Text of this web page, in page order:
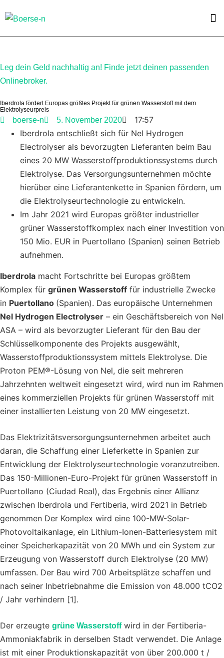
Leg dein Geld nachhaltig an! Finde jetzt deinen passenden
Onlinebroker.
Iberdrola fördert Europas größtes Projekt für grünen Wasserstoff mit dem
Elektrolyseurpreis
boerse-n 5. November 2020
17:57
Iberdrola entschließt sich für Nel Hydrogen
Electrolyser als bevorzugten Lieferanten beim Bau
eines 20 MW Wasserstoffproduktionssystems durch
Elektrolyse. Das Versorgungsunternehmen möchte
hierüber eine Lieferantenkette in Spanien fördern, um
die Elektrolyseurtechnologie zu entwickeln.
Im Jahr 2021 wird Europas größter industrieller
grüner Wasserstoffkomplex nach einer Investition von
150 Mio. EUR in Puertollano (Spanien) seinen Betrieb
aufnehmen.
Iberdrola macht Fortschritte bei Europas größtem
Komplex für grünen Wasserstoff für industrielle Zwecke
in Puertollano (Spanien). Das europäische Unternehmen
Nel Hydrogen Electrolyser – ein Geschäftsbereich von Nel
ASA – wird als bevorzugter Lieferant für den Bau der
Schlüsselkomponente des Projekts ausgewählt,
Wasserstoffproduktionssystem mittels Elektrolyse. Die
Proton PEM®-Lösung von Nel, die seit mehreren
Jahrzehnten weltweit eingesetzt wird, wird nun im Rahmen
eines kommerziellen Projekts für grünen Wasserstoff mit
einer installierten Leistung von 20 MW eingesetzt.
Das Elektrizitätsversorgungsunternehmen arbeitet auch
daran, die Schaffung einer Lieferkette in Spanien zur
Entwicklung der Elektrolyseurtechnologie voranzutreiben.
Das 150-Millionen-Euro-Projekt für grünen Wasserstoff in
Puertollano (Ciudad Real), das Ergebnis einer Allianz
zwischen Iberdrola und Fertiberia, wird 2021 in Betrieb
genommen Der Komplex wird eine 100-MW-Solar-
Photovoltaikanlage, ein Lithium-Ionen-Batteriesystem mit
einer Speicherkapazität von 20 MWh und ein System zur
Erzeugung von Wasserstoff durch Elektrolyse (20 MW)
umfassen. Der Bau wird 700 Arbeitsplätze schaffen und
nach seiner Inbetriebnahme die Emission von 48.000 tCO2
/ Jahr verhindern [1].
Der erzeugte grüne Wasserstoffwird in der Fertiberia-
Ammoniakfabrik in derselben Stadt verwendet. Die Anlage
ist mit einer Produktionskapazität von über 200.000 t /